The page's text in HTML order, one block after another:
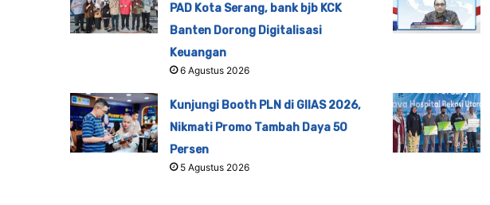
PAD Kota Serang, bank bjb KCK
Banten Dorong Digitalisasi
Keuangan
6 Agustus 2026
Kunjungi Booth PLN di GIIAS 2026,
Nikmati Promo Tambah Daya 50
Persen
5 Agustus 2026